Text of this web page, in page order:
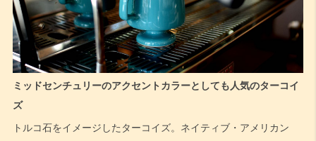
ミッドセンチュリーのアクセントカラーとしても人気のターコイ
ズ
トルコ石をイメージしたターコイズ。ネイティブ・アメリカン